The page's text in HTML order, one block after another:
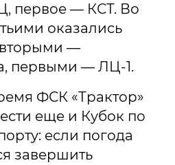
первое — КСТ. Во
оказались
—
первыми — ЛЦ-1.
ФСК «Трактор»
еще и Кубок по
если погода
завершить